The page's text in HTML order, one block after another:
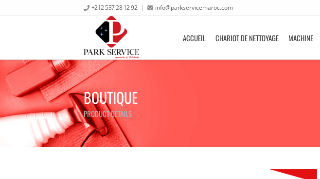
+212 537 28 12 92 info@parkservicemaroc.com
ACCUEIL CHARIOT DE NETTOYAGE MACHINE
BOUTIQUE
PRODUCT DETAILS